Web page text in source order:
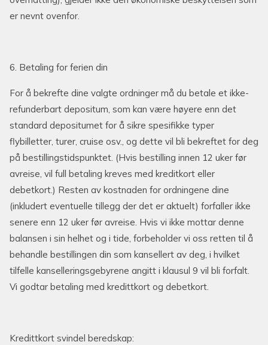
er nevnt ovenfor.
6. Betaling for ferien din
For å bekrefte dine valgte ordninger må du betale et ikke-
refunderbart depositum, som kan være høyere enn det
standard depositumet for å sikre spesifikke typer
flybilletter, turer, cruise osv., og dette vil bli bekreftet for deg
på bestillingstidspunktet. (Hvis bestilling innen 12 uker før
avreise, vil full betaling kreves med kreditkort eller
debetkort.) Resten av kostnaden for ordningene dine
(inkludert eventuelle tillegg der det er aktuelt) forfaller ikke
senere enn 12 uker før avreise. Hvis vi ikke mottar denne
balansen i sin helhet og i tide, forbeholder vi oss retten til å
behandle bestillingen din som kansellert av deg, i hvilket
tilfelle kanselleringsgebyrene angitt i klausul 9 vil bli forfalt.
Vi godtar betaling med kredittkort og debetkort.
Kredittkort svindel beredskap: